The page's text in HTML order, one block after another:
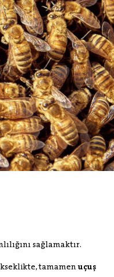
sağlamaktır.
tamamenuçuş